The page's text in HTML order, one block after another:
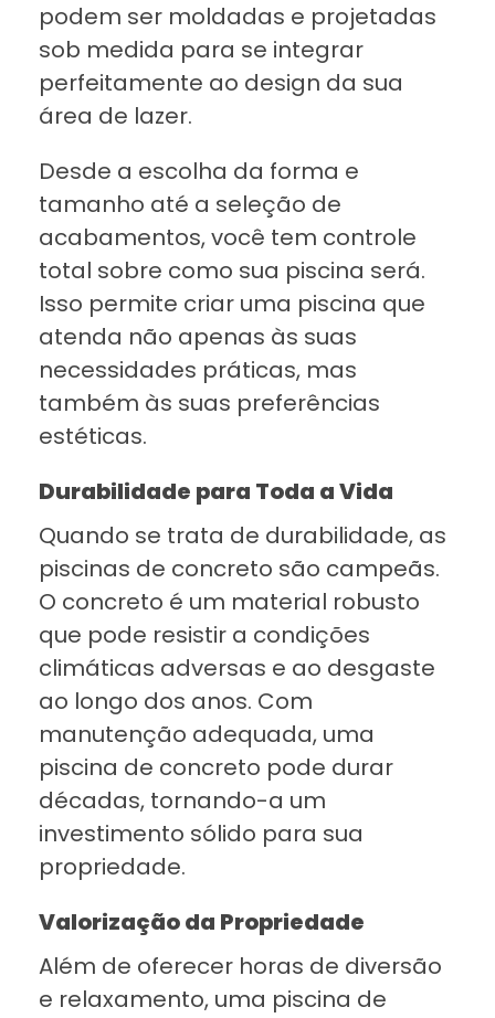
podem ser moldadas e projetadas
sob medida para se integrar
perfeitamente ao design da sua
área de lazer.
Desde a escolha da forma e
tamanho até a seleção de
acabamentos, você tem controle
total sobre como sua piscina será.
Isso permite criar uma piscina que
atenda não apenas às suas
necessidades práticas, mas
também às suas preferências
estéticas.
Durabilidade para Toda a Vida
Quando se trata de durabilidade, as
piscinas de concreto são campeãs.
O concreto é um material robusto
que pode resistir a condições
climáticas adversas e ao desgaste
ao longo dos anos. Com
manutenção adequada, uma
piscina de concreto pode durar
décadas, tornando-a um
investimento sólido para sua
propriedade.
Valorização da Propriedade
Além de oferecer horas de diversão
e relaxamento, uma piscina de